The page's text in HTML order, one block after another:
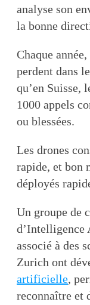
analyse son
la bonne
Chaque
perdent dans
qu’en Suisse,
1000 appels
ou blessées.
Les drones
rapide, et bon
déployés
Un groupe de
associé à des
Zurich ont
artificielle,
reconnaître et